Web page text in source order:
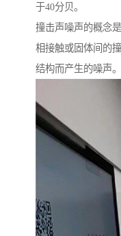
于40分贝。
撞击声噪声的概念
相接触或固体间的
结构而产生的噪声。